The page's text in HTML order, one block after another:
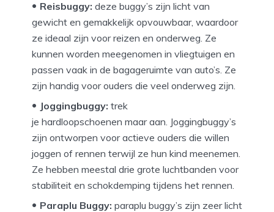
Reisbuggy: deze buggy’s zijn licht van
gewicht en gemakkelijk opvouwbaar, waardoor
ze ideaal zijn voor reizen en onderweg. Ze
kunnen worden meegenomen in vliegtuigen en
passen vaak in de bagageruimte van auto’s. Ze
zijn handig voor ouders die veel onderweg zijn.
Joggingbuggy: trek
je hardloopschoenen maar aan. Joggingbuggy’s
zijn ontworpen voor actieve ouders die willen
joggen of rennen terwijl ze hun kind meenemen.
Ze hebben meestal drie grote luchtbanden voor
stabiliteit en schokdemping tijdens het rennen.
Paraplu Buggy: paraplu buggy’s zijn zeer licht